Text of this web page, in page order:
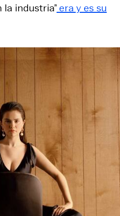
la industria” era y es su